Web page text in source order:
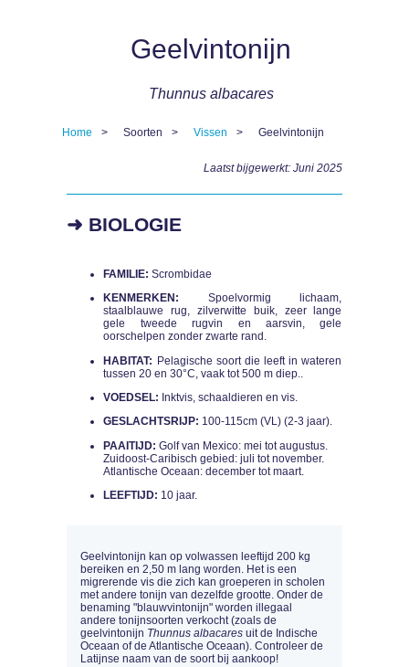
Geelvintonijn
Thunnus albacares
Home Soorten Vissen Geelvintonijn
Laatst bijgewerkt: Juni 2025
➜ BIOLOGIE
FAMILIE: Scrombidae
KENMERKEN:
Spoelvormig lichaam,
staalblauwe rug, zilverwitte buik, zeer lange
gele tweede rugvin en aarsvin, gele
oorschelpen zonder zwarte rand.
HABITAT: Pelagische soort die leeft in wateren
tussen 20 en 30°C, vaak tot 500 m diep..
VOEDSEL: Inktvis, schaaldieren en vis.
GESLACHTSRIJP: 100-115cm (VL) (2-3 jaar).
PAAITIJD:Golf van Mexico: mei tot augustus.
Zuidoost-Caribisch gebied: juli tot november.
Atlantische Oceaan: december tot maart.
LEEFTIJD: 10 jaar.
Geelvintonijn kan op volwassen leeftijd 200 kg
bereiken en 2,50 m lang worden. Het is een
migrerende vis die zich kan groeperen in scholen
met andere tonijn van dezelfde grootte. Onder de
benaming "blauwvintonijn" worden illegaal
andere tonijnsoorten verkocht (zoals de
geelvintonijn Thunnus albacaresuit de Indische
Oceaan of de Atlantische Oceaan). Controleer de
Latijnse naam van de soort bij aankoop!